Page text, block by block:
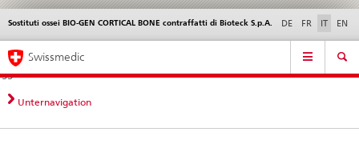
Navigazione
diretta:
novità,
aspetti
contatto
Novità &
norme
Contatto | Supporto &
aiuto
Sostituti ossei BIO-GEN CORTICAL BONE contraffatti di Bioteck S.p.A. DE FR IT EN
Service
Navigation
Swissmedic
Unternavigation